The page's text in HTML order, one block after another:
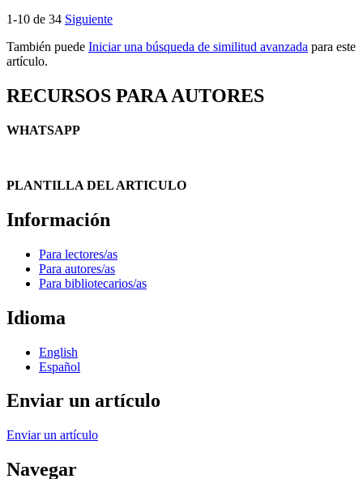
1-10 de 34 Siguiente
También puede Iniciar una búsqueda de similitud avanzada para este
artículo.
RECURSOS PARA AUTORES
WHATSAPP
PLANTILLA DEL ARTICULO
Información
Para lectores/as
Para autores/as
Para bibliotecarios/as
Idioma
English
Español
Enviar un artículo
Enviar un artículo
Navegar